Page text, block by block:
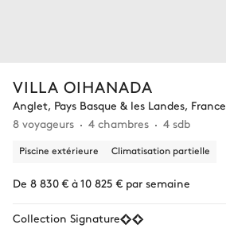
VILLA OIHANADA
Anglet, Pays Basque & les Landes, France
8 voyageurs
4 chambres 4 sdb
Piscine extérieure Climatisation partielle
De 8 830 € à 10 825 € par semaine
Collection Signature